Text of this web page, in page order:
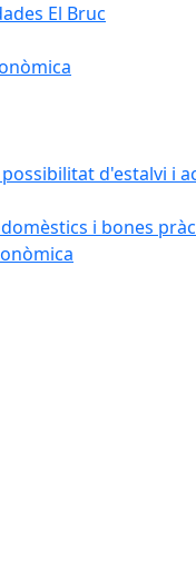
El Bruc
d'estalvi i
i bones